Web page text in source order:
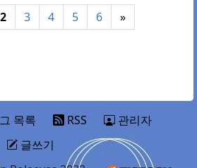
끼리 이동 수단입니다. 그냥 둬도
다. 2번은 조망대입니다. 3번은 스플
= 1..
2 3 4 5 6 »
목록 RSS
관리자
글쓰기